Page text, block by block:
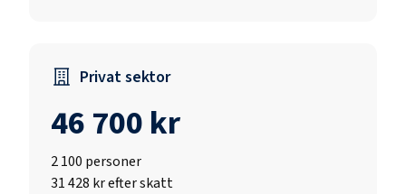
Privat sektor
46 700 kr
2 100 personer
31 428 kr efter skatt